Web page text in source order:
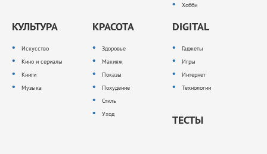
Хобби
КУЛЬТУРА
Искусство
Кино и сериалы
Книги
Музыка
КРАСОТА
Здоровье
Макияж
Показы
Похудение
Стиль
Уход
DIGITAL
Гаджеты
Игры
Интернет
Технологии
ТЕСТЫ